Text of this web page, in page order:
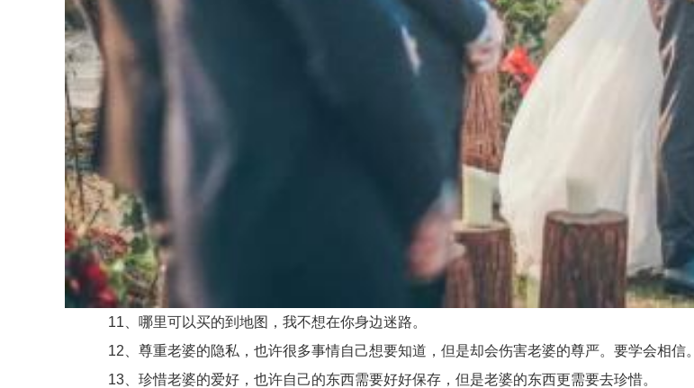
11、哪里可以买的到地图，我不想在你身边迷路。
12、尊重老婆的隐私，也许很多事情自己想要知道，但是却会伤害老婆的尊严。要学会相信。
13、珍惜老婆的爱好，也许自己的东西需要好好保存，但是老婆的东西更需要去珍惜。